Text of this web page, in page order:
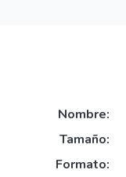
Nombre:
Tamaño:
Formato: